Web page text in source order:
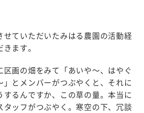
ていただいたみはる農園の活動経
ます。
画の畑をみて「あいや～、はやぐ
」とメンバーがつぶやくと、それに
るんですか、この草の量。本当に
タッフがつぶやく。寒空の下、冗談